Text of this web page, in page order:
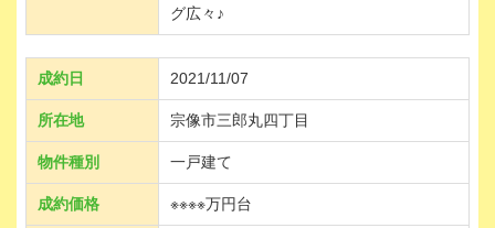
グ広々♪
成約日 2021/11/07
所在地 宗像市三郎丸四丁目
物件種別 一戸建て
成約価格 ※※※※万円台